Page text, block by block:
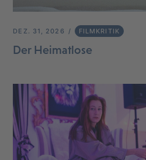
DEZ. 31, 2026 FILMKRITIK
Der Heimatlose